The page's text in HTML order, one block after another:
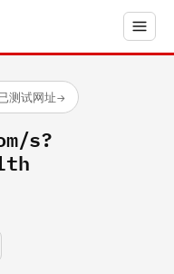
测试网址→
s?